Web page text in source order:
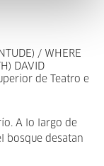
/ WHERE
DAVID
de Teatro e
A lo largo de
bosque desatan